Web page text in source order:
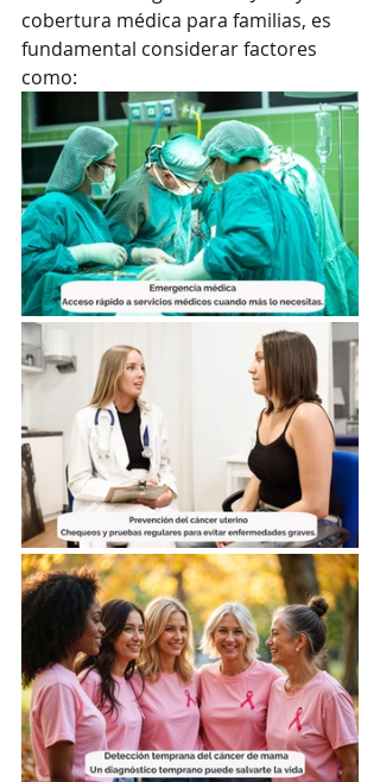
cobertura médica para familias, es
fundamental considerar factores
como: